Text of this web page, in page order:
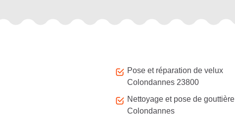
Pose et réparation de velux
Colondannes 23800
Nettoyage et pose de gouttière
Colondannes